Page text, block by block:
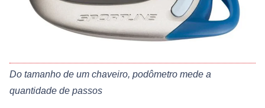
Do tamanho de um chaveiro, podômetro mede a
quantidade de passos